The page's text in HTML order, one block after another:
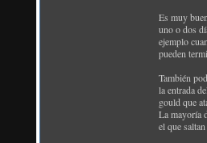
Es muy
uno o dos
ejemplo
pueden
También
la entrada
gould que
La mayoría
el que